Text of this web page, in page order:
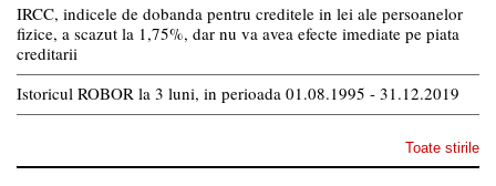
IRCC, indicele de dobanda pentru creditele in lei ale persoanelor
fizice, a scazut la 1,75%, dar nu va avea efecte imediate pe piata
creditarii
Istoricul ROBOR la 3 luni, in perioada 01.08.1995 - 31.12.2019
Toate stirile